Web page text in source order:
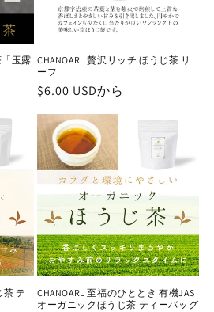
「玉露 CHANOARL 贅沢リッチ ほうじ茶 リ
ーフ
通
常
価
格
$6.00 USDから
茶 テ
CHANOARL 至福のひととき 有機JAS
オーガニックほうじ茶 ティーバッグ